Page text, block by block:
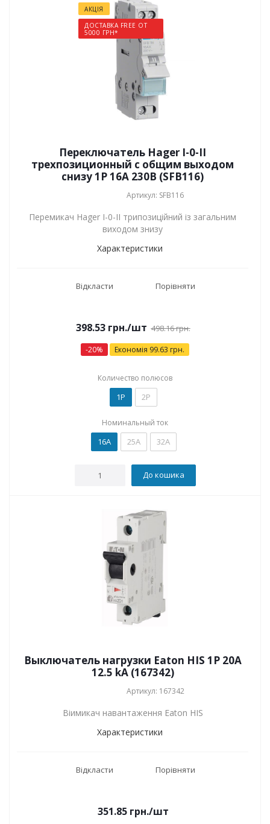
АКЦІЯ
ДОСТАВКА FREE ОТ
5000 ГРН*
Переключатель Hager I-0-II
трехпозиционный с общим выходом
снизу 1P 16А 230В (SFB116)
Артикул: SFB116
Перемикач Hager I-0-II трипозиційний із загальним
виходом знизу
Характеристики
Відкласти Порівняти
398.53грн./шт 498.16грн.
-20% Економія 99.63 грн.
Количество полюсов
1P 2P
Номинальный ток
16А 25А 32А
До кошика
Выключатель нагрузки Eaton HIS 1P 20A
12.5 kA (167342)
Артикул: 167342
Віимикач навантаження Eaton HIS
Характеристики
Відкласти Порівняти
351.85грн./шт